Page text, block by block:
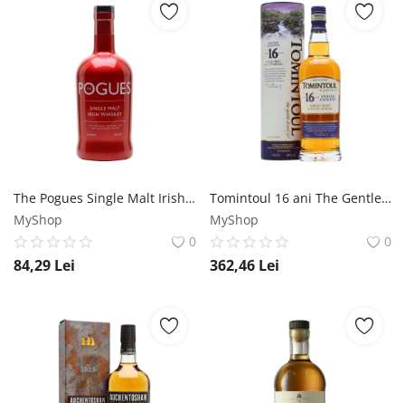
The Pogues Single Malt Irish Whiskey 0.7L Pogues
MyShop
0
84,29 Lei
Tomintoul 16 ani The Gentle Dram Speyside Single Malt Scotch Whisky 0.7L Tomintoul
MyShop
0
362,46 Lei